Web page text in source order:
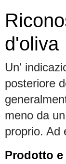
d'oliva
Un'
posteriore
meno da
proprio. Ad
Prodotto